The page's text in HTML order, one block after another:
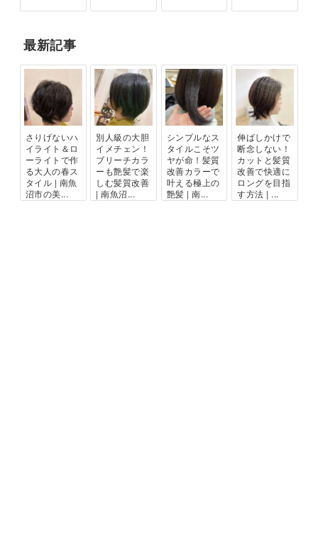
最新記事
さりげないハ
イライト＆ロ
ーライトで作
る大人の春ス
タイル | 南魚
沼市の美...
別人級の大胆
イメチェン！
ブリーチカラ
ーも艶髪で楽
しむ髪質改善
| 南魚沼...
シンプルなス
タイルこそツ
ヤが命！髪質
改善カラーで
叶える極上の
艶髪 | 南...
伸ばしかけで
断念しない！
カットと髪質
改善で快適に
ロングを目指
す方法 | ...